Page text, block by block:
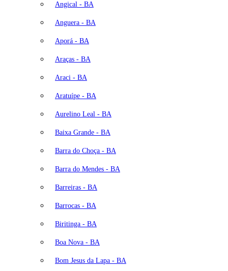
Angical - BA
Anguera - BA
Aporá - BA
Araças - BA
Araci - BA
Aratuípe - BA
Aurelino Leal - BA
Baixa Grande - BA
Barra do Choça - BA
Barra do Mendes - BA
Barreiras - BA
Barrocas - BA
Biritinga - BA
Boa Nova - BA
Bom Jesus da Lapa - BA